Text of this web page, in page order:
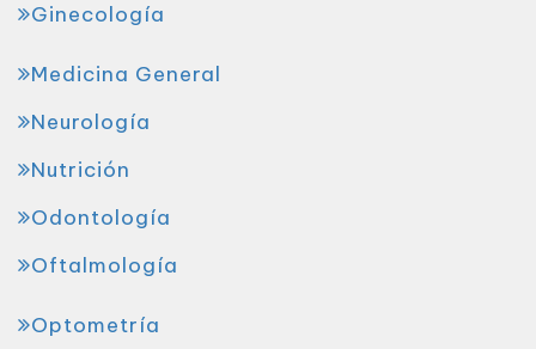
Ginecología
Medicina General
Neurología
Nutrición
Odontología
Oftalmología
Optometría